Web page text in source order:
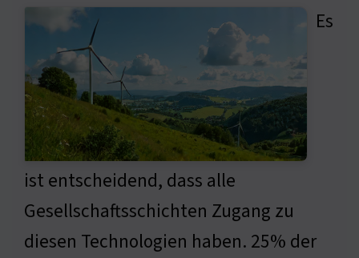
Es
ist entscheidend, dass alle
Gesellschaftsschichten Zugang zu
diesen Technologien haben. 25% der